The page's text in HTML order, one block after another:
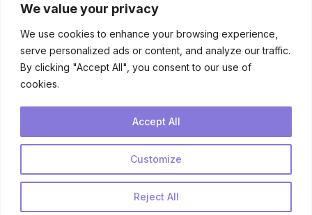
We value your privacy
We use cookies to enhance your browsing experience,
serve personalized ads or content, and analyze our traffic.
By clicking "Accept All", you consent to our use of
cookies.
Customize
Reject All
Accept All
Instagram
Facebook
Spotify
Podcasts
© 2026 Salam Lab 💜